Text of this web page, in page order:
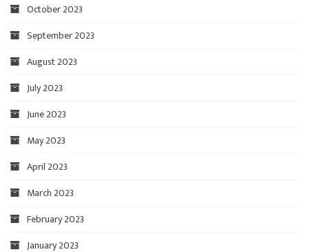
October 2023
September 2023
August 2023
July 2023
June 2023
May 2023
April 2023
March 2023
February 2023
January 2023